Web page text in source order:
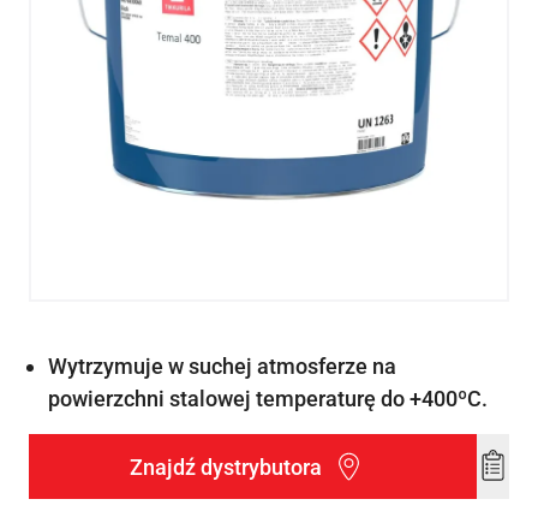
Wytrzymuje w suchej atmosferze na
powierzchni stalowej temperaturę do +400ºC.
Znajdź dystrybutora
Add